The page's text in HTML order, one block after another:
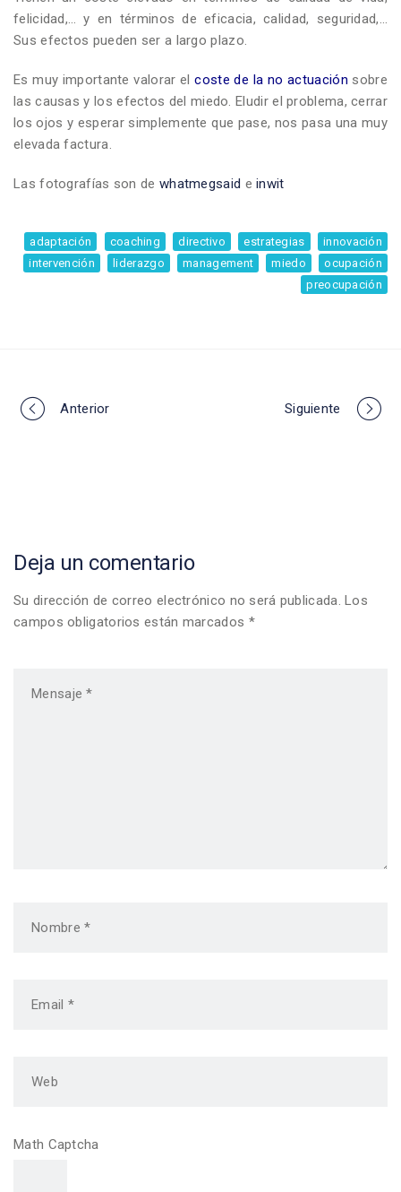
felicidad,… y en términos de eficacia, calidad, seguridad,…
Sus efectos pueden ser a largo plazo.
Es muy importante valorar elcoste de la no actuación sobre
las causas y los efectos del miedo. Eludir el problema, cerrar
los ojos y esperar simplemente que pase, nos pasa una muy
elevada factura.
Las fotografías son de whatmegsaid einwit
adaptación coaching directivo estrategias
innovación
intervención
liderazgo management miedo
ocupación
preocupación
Portfolio
Anterior Siguiente
Deja un comentario
Su dirección de correo electrónico no será publicada. Los
campos obligatorios están marcados *
Math Captcha